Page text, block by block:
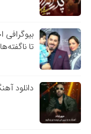
تا
دانلود